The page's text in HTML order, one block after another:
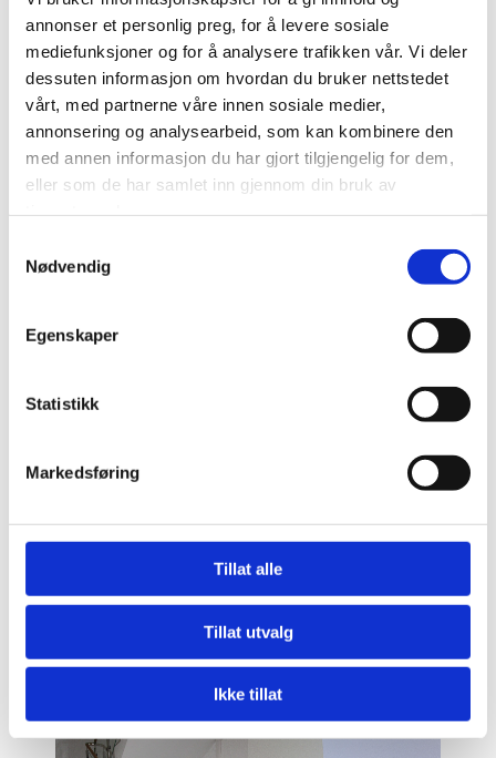
annonser et personlig preg, for å levere sosiale
mediefunksjoner og for å analysere trafikken vår. Vi deler
dessuten informasjon om hvordan du bruker nettstedet
vårt, med partnerne våre innen sosiale medier,
annonsering og analysearbeid, som kan kombinere den
med annen informasjon du har gjort tilgjengelig for dem,
eller som de har samlet inn gjennom din bruk av
Nødvendig
Egenskaper
Statistikk
Markedsføring
Tillat alle
Tillat utvalg
Ikke tillat

Vi leverer håndløpere direkte fra fabrikken til våre partnere, og hjelper deg
til et estetisk og profesjonelt resultat, tilpasset ditt prosjekt! Ta kontakt i
dag.
BILDEGALLERI

Merk at håndløperen skal følge hele trappeløpet for å unngå å hekte seg enden.
Enkel håndløper montert på vegg. Enkel håndløper montert på treverk og på vegg.